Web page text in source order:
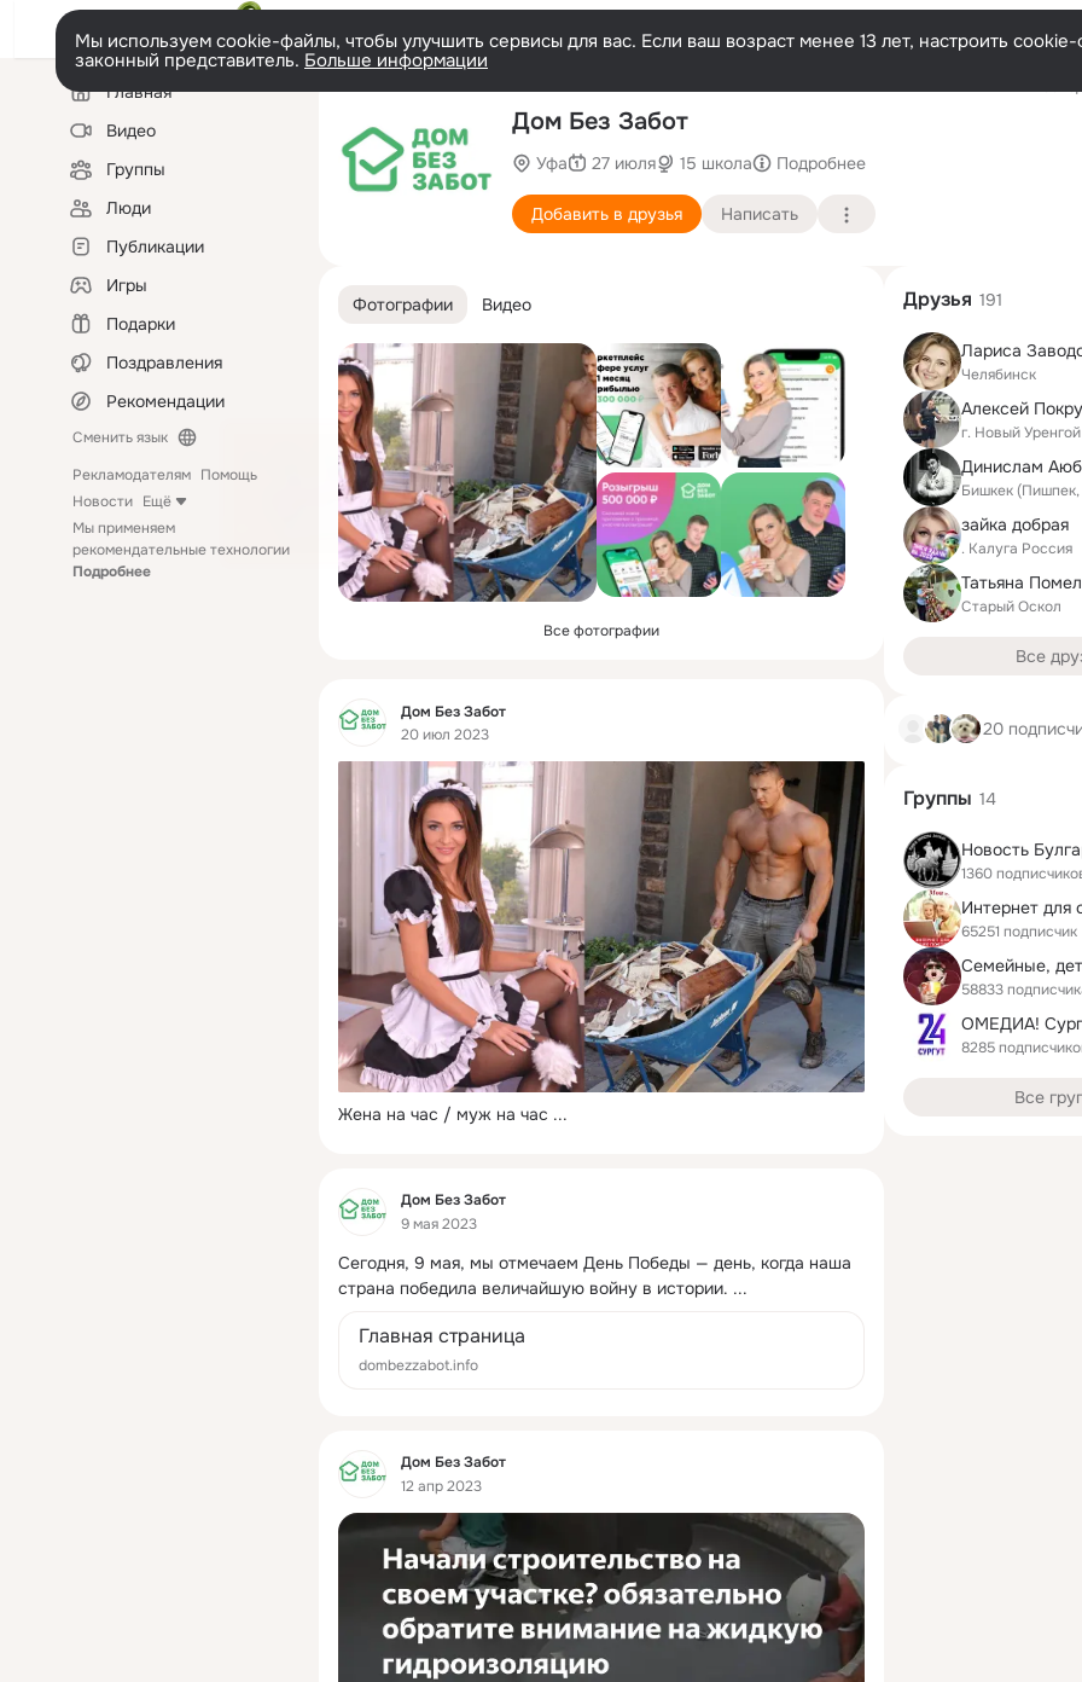
Мы используем cookie-файлы, чтобы улучшить сервисы для вас. Если ваш возраст менее 13 лет, настроить
законный представитель. Больше информации
Левая
колонкаГлавная
Видео
Группы
Люди
Публикации
Игры
Подарки
Поздравления
Рекомендации
Сменить язык
Рекламодателям Помощь
Новости Ещё
Мы применяем
рекомендательные технологии
Подробнее
Дом Без Забот
Уфа 27 июля 15 школа Подробнее
Добавить в друзья Написать
Фотографии Видео
Все фотографии
Фид
Дом Без Забот
20 июл 2023
Жена на час / муж на час ...
Фид
Дом Без Забот
9 мая 2023
Сегодня, 9 мая, мы отмечаем День Победы — день, когда наша
страна победила величайшую войну в истории. ...
Главная страница
dombezzabot.info
Фид
Дом Без Забот
12 апр 2023
Друзья 191
Лариса
Челябинск
Алексей
г. Новый
Бишкек
зайка добрая
. Калуга Россия
Старый Оскол
Все
20
Группы 14
Новость
1360
65251 подписчик
58833
ОМЕДИА!
8285
Все